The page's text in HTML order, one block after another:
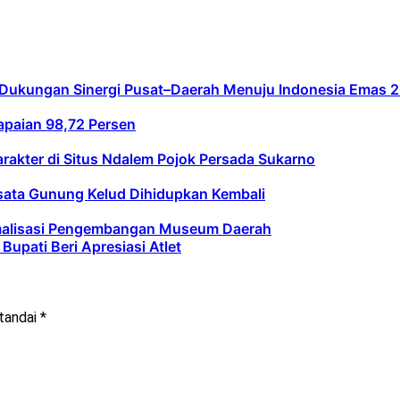
Sinergi Pusat–Daerah Menuju Indonesia Emas
98,72 Persen
di Situs Ndalem Pojok Persada Sukarno
Gunung Kelud Dihidupkan Kembali
Pengembangan Museum Daerah
Beri Apresiasi Atlet
*